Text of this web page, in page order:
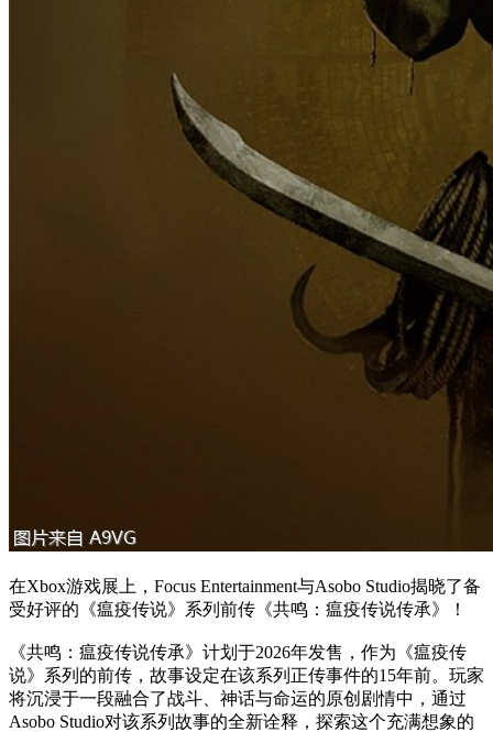
在Xbox游戏展上，Focus Entertainment与Asobo Studio揭晓了备
受好评的《瘟疫传说》系列前传《共鸣：瘟疫传说传承》！
《共鸣：瘟疫传说传承》计划于2026年发售，作为《瘟疫传
说》系列的前传，故事设定在该系列正传事件的15年前。玩家
将沉浸于一段融合了战斗、神话与命运的原创剧情中，通过
Asobo Studio对该系列故事的全新诠释，探索这个充满想象的